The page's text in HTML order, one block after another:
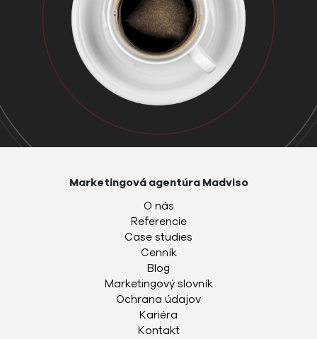
Marketingová agentúra Madviso
O nás
Referencie
Case studies
Cenník
Blog
Marketingový slovník
Ochrana údajov
Kariéra
Kontakt